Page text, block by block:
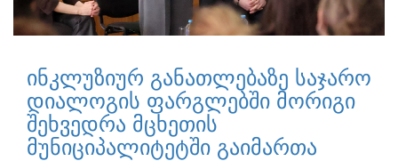
ინკლუზიურ განათლებაზე საჯარო
დიალოგის ფარგლებში მორიგი
შეხვედრა მცხეთის
მუნიციპალიტეტში გაიმართა